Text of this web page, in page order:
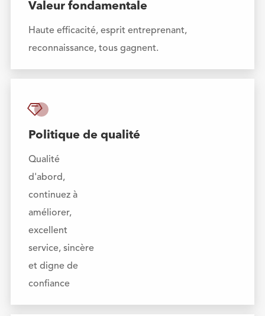
Valeur fondamentale
Haute efficacité, esprit entreprenant,
reconnaissance, tous gagnent.

Politique de qualité
Qualité
d'abord,
continuez à
améliorer,
excellent
service, sincère
et digne de
confiance